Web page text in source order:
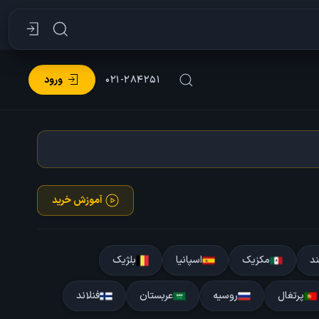
۰۲۱-۲۸۴۲۵۱ ورود
آموزش خرید
مکزیک اسپانیا بلژیک
پرتغال روسیه عربستان فنلاند